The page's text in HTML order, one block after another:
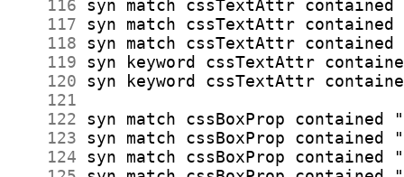
    116
    117
    118
    119
    120
    121
    122
    123
    124